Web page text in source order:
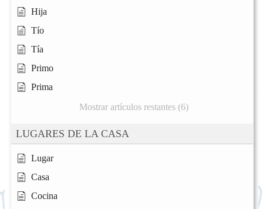
Hija
Tío
Tía
Primo
Prima
Mostrar artículos restantes (6)
LUGARES DE LA CASA
Lugar
Casa
Cocina